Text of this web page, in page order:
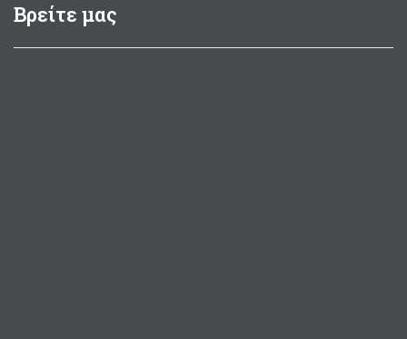
Βρείτε μας